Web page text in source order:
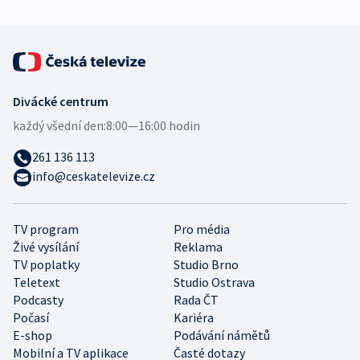
TV program
Pro média
Živé vysílání
Reklama
TV poplatky
Studio Brno
Teletext
Studio Ostrava
Podcasty
Rada ČT
Počasí
Kariéra
E-shop
Podávání námětů
Mobilní a TV aplikace
Časté dotazy
Divácké centrum
každý všední den:8:00—16:00 hodin
261 136 113
info@ceskatelevize.cz